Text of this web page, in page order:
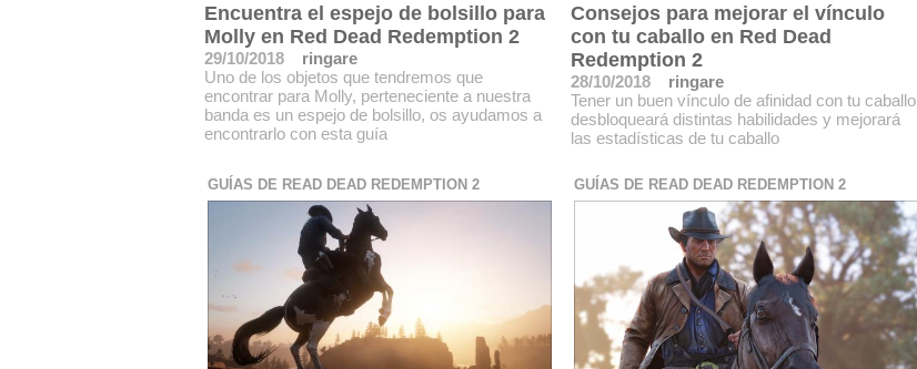
Encuentra el espejo de bolsillo para
Molly en Red Dead Redemption 2
29/10/2018
ringare
Uno de los objetos que tendremos que
encontrar para Molly, perteneciente a nuestra
banda es un espejo de bolsillo, os ayudamos a
encontrarlo con esta guía
Consejos para mejorar el vínculo
con tu caballo en Red Dead
Redemption 2
28/10/2018
ringare
Tener un buen vínculo de afinidad con tu caballo
desbloqueará distintas habilidades y mejorará
las estadísticas de tu caballo
GUÍAS DE READ DEAD REDEMPTION 2 GUÍAS DE READ DEAD REDEMPTION 2